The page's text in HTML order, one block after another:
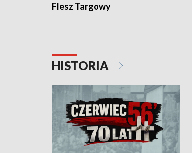
Flesz Targowy
HISTORIA